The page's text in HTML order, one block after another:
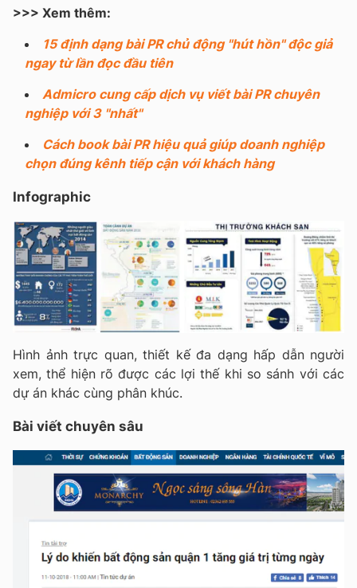
>>> Xem thêm:
15 định dạng bài PR chủ động "hút hồn" độc giả
ngay từ lần đọc đầu tiên
Admicro cung cấp dịch vụ viết bài PR chuyên
nghiệp với 3 "nhất"
Cách book bài PR hiệu quả giúp doanh nghiệp
chọn đúng kênh tiếp cận với khách hàng
Infographic
Hình ảnh trực quan, thiết kế đa dạng hấp dẫn người
xem, thể hiện rõ được các lợi thế khi so sánh với các
dự án khác cùng phân khúc.
Bài viết chuyên sâu